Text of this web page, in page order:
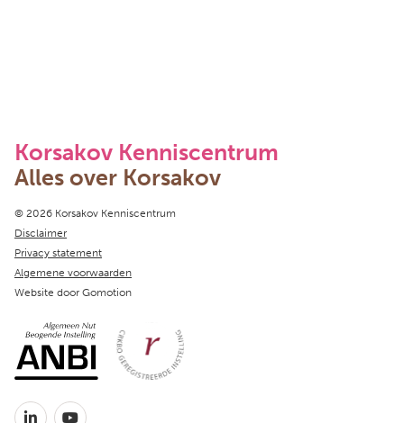
Korsakov Kenniscentrum
Alles over Korsakov
Copyright navigation
© 2026 Korsakov Kenniscentrum
Disclaimer
Privacy statement
Algemene voorwaarden
Website door Gomotion